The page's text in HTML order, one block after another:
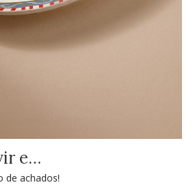
e…
de achados!